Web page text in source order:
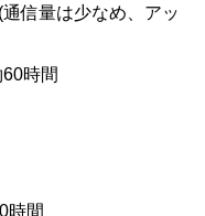
信量は少なめ、アッ
時間
時間